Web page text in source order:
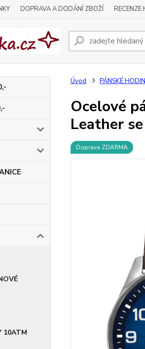
DOPRAVA A DODÁNÍ ZBOŽÍ RECENZE
10ATM
Úvod PÁNSKÉ
Ocelové
Leather
Doprava ZDARMA